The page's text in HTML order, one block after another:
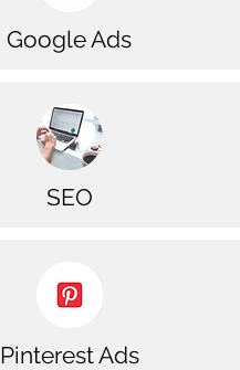
Google Ads
SEO
Pinterest Ads